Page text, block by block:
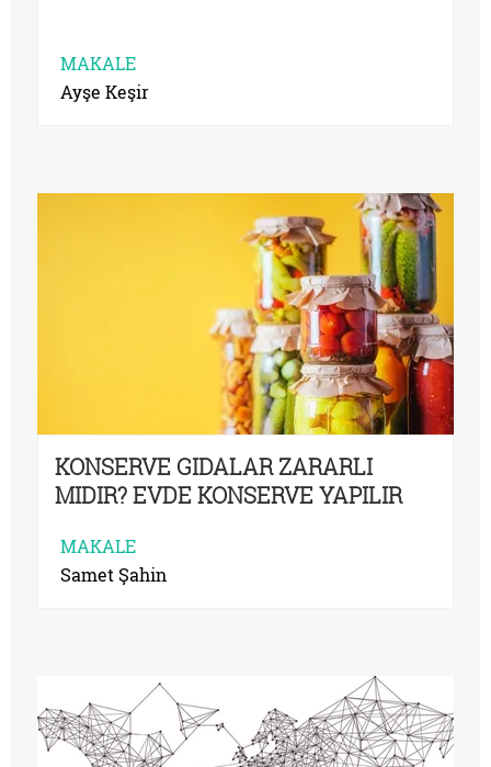
MAKALE
Ayşe Keşir
KONSERVE GIDALAR ZARARLI
MIDIR? EVDE KONSERVE YAPILIR
MAKALE
Samet Şahin